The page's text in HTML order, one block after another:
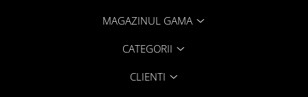
MAGAZINUL GAMA
CATEGORII
CLIENTI